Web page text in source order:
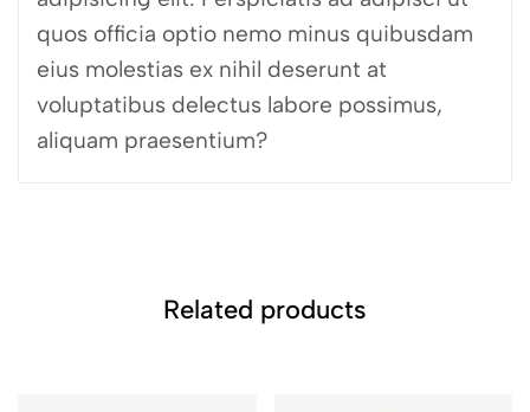
quos officia optio nemo minus quibusdam
eius molestias ex nihil deserunt at
voluptatibus delectus labore possimus,
aliquam praesentium?
Related products